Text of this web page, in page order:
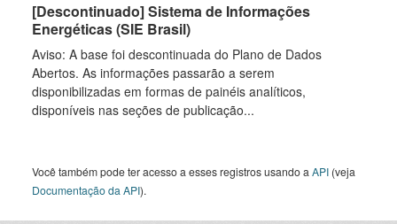
[Descontinuado] Sistema de Informações
Energéticas (SIE Brasil)
Aviso: A base foi descontinuada do Plano de Dados
Abertos. As informações passarão a serem
disponibilizadas em formas de painéis analíticos,
disponíveis nas seções de publicação...
Você também pode ter acesso a esses registros usando a API (veja
Documentação da API).